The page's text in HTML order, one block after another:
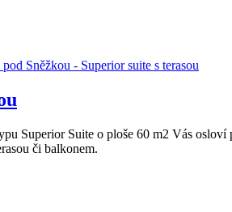
Superior Suite o ploše 60 m2 Vás osloví
či balkonem.